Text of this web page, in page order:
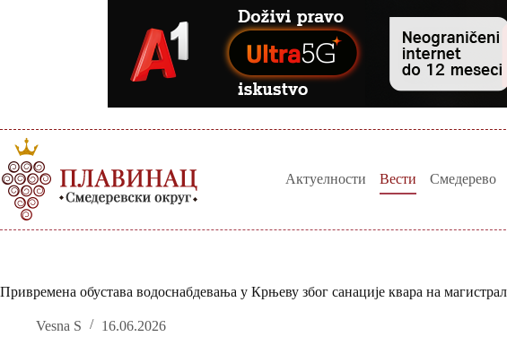
Актуелности Вести Смедерево
Привремена обустава водоснабдевања у Крњеву због санације квара на
Vesna S 16.06.2026